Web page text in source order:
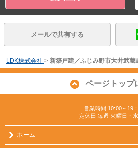
メールで共有する
LDK株式会社 > 新築戸建／ふじみ野市大井武蔵
ページトップ
営業時間:10:00～19
定休日:毎週 火曜日・
ホーム